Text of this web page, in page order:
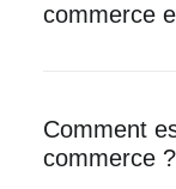
commerce
Comment
commerce ?